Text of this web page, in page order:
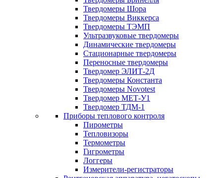
Твердомеры Шора
Твердомеры Виккерса
Твердомеры ТЭМП
Ультразвуковые твердомеры
Динамические твердомеры
Стационарные твердомеры
Переносные твердомеры
Твердомер ЭЛИТ-2Д
Твердомеры Константа
Твердомеры Novotest
Твердомер МЕТ-У1
Твердомер ТДМ-1
Приборы теплового контроля
Пирометры
Тепловизоры
Термометры
Гигрометры
Логгеры
Измерители-регистраторы